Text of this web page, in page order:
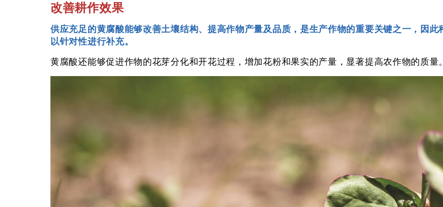
改善耕作效果
供应充足的黄腐酸能够改善土壤结构、提高作物产量及品质，是生产作物的重要关键之一，因
以针对性进行补充。
黄腐酸还能够促进作物的花芽分化和开花过程，增加花粉和果实的产量，显著提高农作物的质量